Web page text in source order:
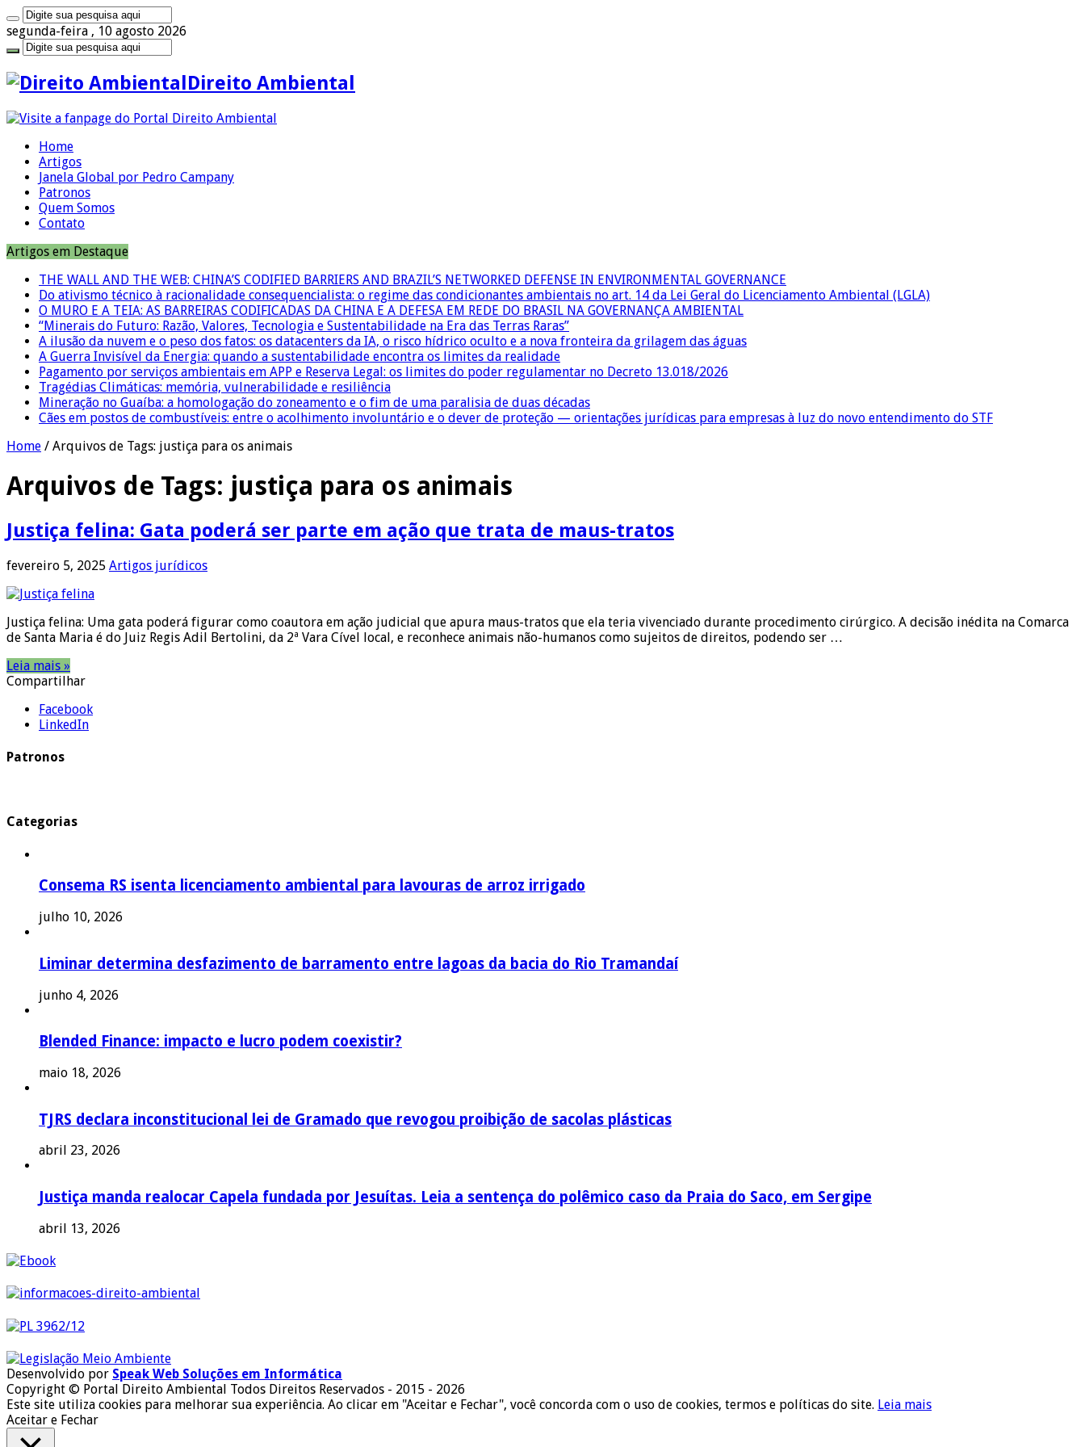
segunda-feira , 10 agosto 2026
Direito Ambiental
Home
Artigos
Janela Global por Pedro Campany
Patronos
Quem Somos
Contato
Artigos em Destaque
THE WALL AND THE WEB: CHINA’S CODIFIED BARRIERS AND BRAZIL’S NETWORKED DEFENSE IN ENVIRONMENTAL GOVERNANCE
Do ativismo técnico à racionalidade consequencialista: o regime das condicionantes ambientais no art. 14 da Lei Geral do Licenciamento Ambiental (LGLA)
O MURO E A TEIA: AS BARREIRAS CODIFICADAS DA CHINA E A DEFESA EM REDE DO BRASIL NA GOVERNANÇA AMBIENTAL
“Minerais do Futuro: Razão, Valores, Tecnologia e Sustentabilidade na Era das Terras Raras”
A ilusão da nuvem e o peso dos fatos: os datacenters da IA, o risco hídrico oculto e a nova fronteira da grilagem das águas
A Guerra Invisível da Energia: quando a sustentabilidade encontra os limites da realidade
Pagamento por serviços ambientais em APP e Reserva Legal: os limites do poder regulamentar no Decreto 13.018/2026
Tragédias Climáticas: memória, vulnerabilidade e resiliência
Mineração no Guaíba: a homologação do zoneamento e o fim de uma paralisia de duas décadas
Cães em postos de combustíveis: entre o acolhimento involuntário e o dever de proteção — orientações jurídicas para empresas à luz do novo entendimento do STF
Home / Arquivos de Tags: justiça para os animais
Arquivos de Tags: justiça para os animais
Justiça felina: Gata poderá ser parte em ação que trata de maus-tratos
fevereiro 5, 2025 Artigos jurídicos
Justiça felina: Uma gata poderá figurar como coautora em ação judicial que apura maus-tratos que ela teria vivenciado durante procedimento cirúrgico. A decisão inédita na Comarca
de Santa Maria é do Juiz Regis Adil Bertolini, da 2ª Vara Cível local, e reconhece animais não-humanos como sujeitos de direitos, podendo ser …
Leia mais »
Compartilhar
Facebook
LinkedIn
Patronos
Categorias
Consema RS isenta licenciamento ambiental para lavouras de arroz irrigado
julho 10, 2026
Liminar determina desfazimento de barramento entre lagoas da bacia do Rio Tramandaí
junho 4, 2026
Blended Finance: impacto e lucro podem coexistir?
maio 18, 2026
TJRS declara inconstitucional lei de Gramado que revogou proibição de sacolas plásticas
abril 23, 2026
Justiça manda realocar Capela fundada por Jesuítas. Leia a sentença do polêmico caso da Praia do Saco, em Sergipe
abril 13, 2026
Desenvolvido por Speak Web Soluções em Informática
Copyright © Portal Direito Ambiental Todos Direitos Reservados - 2015 - 2026
Este site utiliza cookies para melhorar sua experiência. Ao clicar em "Aceitar e Fechar", você concorda com o uso de cookies, termos e políticas do site. Leia mais
Aceitar e Fechar